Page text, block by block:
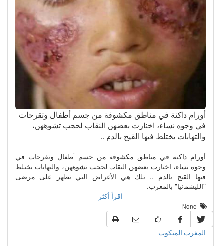
أورام داكنة في مناطق مكشوفة من جسم أطفال وتقرحات
في وجوه نساء، اختارت بعضهن النقاب لحجب تشوههن،
والتهابات يختلط فيها القيح بالدم ..
أورام داكنة في مناطق مكشوفة من جسم أطفال وتقرحات في
وجوه نساء، اختارت بعضهن النقاب لحجب تشوههن، والتهابات يختلط
فيها القيح بالدم .. تلك هي الأعراض التي تظهر على مرضى
"الليشمانيا" بالمغرب.
اقرأ أكثر
المغرب المنكوب